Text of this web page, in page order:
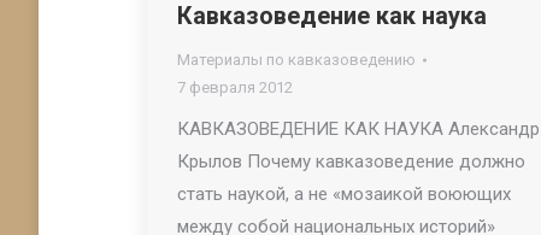
Кавказоведение как наука
Материалы по кавказоведению
7 февраля 2012
КАВКАЗОВЕДЕНИЕ КАК НАУКА Александр
Крылов Почему кавказоведение должно
стать наукой, а не «мозаикой воюющих
между собой национальных историй»